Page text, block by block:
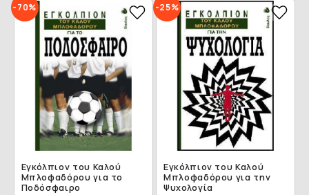
-70%
Εγκόλπιον του Καλού
Μπλοφαδόρου για το
Ποδόσφαιρο
-25%
Εγκόλπιον του Καλού
Μπλοφαδόρου για την
Ψυχολογία